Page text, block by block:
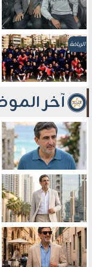
الرياضة
آخر